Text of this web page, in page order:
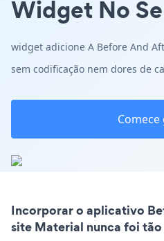
Widget No
widget adicione A Before And
sem codificação nem dores de
Incorporar o aplicativo
site Material nunca foi